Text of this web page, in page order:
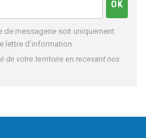
de messagerie soit uniquement
lettre d'information
de votre territoire en recevant nos